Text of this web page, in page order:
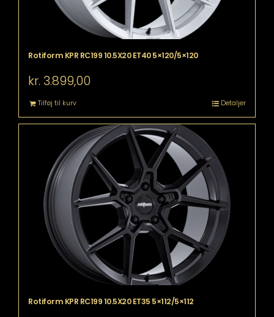
Rotiform KPR RC199 10.5X20 ET40 5×120/5×120
kr. 3.899,00
Tilføj til kurv Detaljer
Rotiform KPR RC199 10.5X20 ET35 5×112/5×112